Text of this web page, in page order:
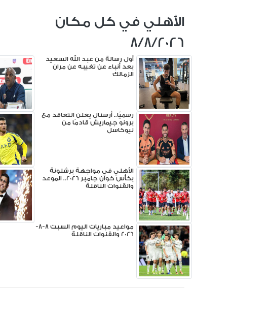
الأهلي في كل مكان
8/8/2026
أول رسالة من عبد الله السعيد
بعد أنباء عن تغيبه عن مران
الزمالك
رسميًا.. أرسنال يعلن التعاقد مع
برونو جيماريش قادمًا من
نيوكاسل
الأهلي في مواجهة برشلونة
بكأس خوان جامبر 2026.. الموعد
والقنوات الناقلة
مواعيد مباريات اليوم السبت 8-8-
2026 والقنوات الناقلة